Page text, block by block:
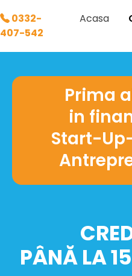
0332-
407-542
Acasa
Prima
in
Start-
PÂNĂ LA